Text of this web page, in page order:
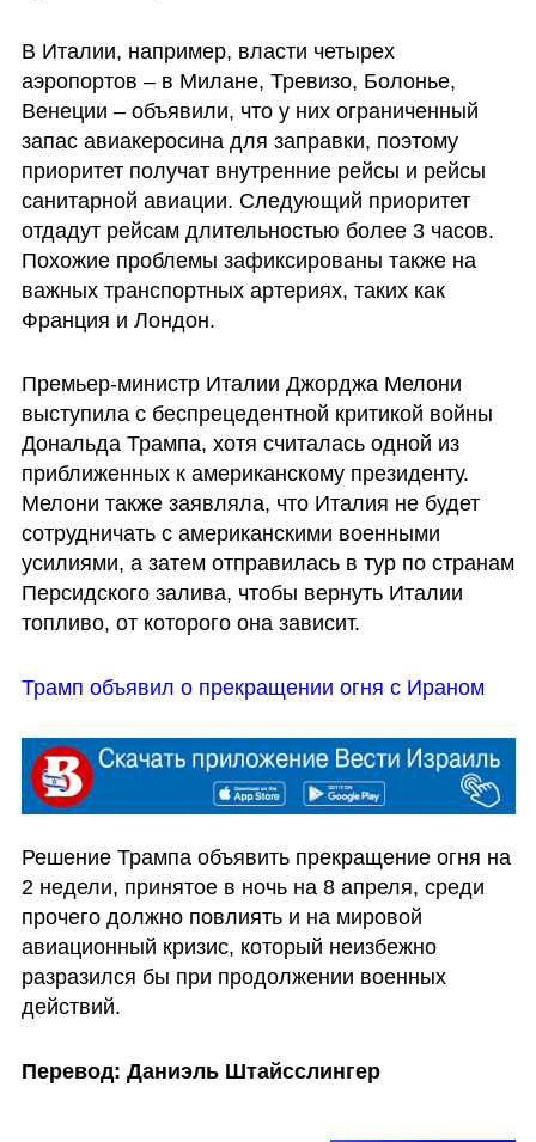
В Италии, например, власти четырех
аэропортов – в Милане, Тревизо, Болонье,
Венеции – объявили, что у них ограниченный
запас авиакеросина для заправки, поэтому
приоритет получат внутренние рейсы и рейсы
санитарной авиации. Следующий приоритет
отдадут рейсам длительностью более 3 часов.
Похожие проблемы зафиксированы также на
важных транспортных артериях, таких как
Франция и Лондон.
Премьер-министр Италии Джорджа Мелони
выступила с беспрецедентной критикой войны
Дональда Трампа, хотя считалась одной из
приближенных к американскому президенту.
Мелони также заявляла, что Италия не будет
сотрудничать с американскими военными
усилиями, а затем отправилась в тур по странам
Персидского залива, чтобы вернуть Италии
топливо, от которого она зависит.
Трамп объявил о прекращении огня с Ираном
Решение Трампа объявить прекращение огня на
2 недели, принятое в ночь на 8 апреля, среди
прочего должно повлиять и на мировой
авиационный кризис, который неизбежно
разразился бы при продолжении военных
действий.
Перевод: Даниэль Штайсслингер